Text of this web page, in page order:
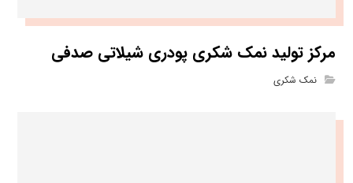
مرکز تولید نمک شکری پودری شیلاتی صدفی
نمک شکری